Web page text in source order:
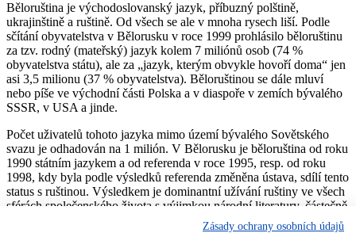
Běloruština je východoslovanský jazyk, příbuzný polštině,
ukrajinštině a ruštině. Od všech se ale v mnoha rysech liší. Podle
sčítání obyvatelstva v Bělorusku v roce 1999 prohlásilo běloruštinu
za tzv. rodný (mateřský) jazyk kolem 7 miliónů osob (74 %
obyvatelstva státu), ale za „jazyk, kterým obvykle hovoří doma“ jen
asi 3,5 milionu (37 % obyvatelstva). Běloruštinou se dále mluví
nebo píše ve východní části Polska a v diaspoře v zemích bývalého
SSSR, v USA a jinde.
Počet uživatelů tohoto jazyka mimo území bývalého Sovětského
svazu je odhadován na 1 milión. V Bělorusku je běloruština od roku
1990 státním jazykem a od referenda v roce 1995, resp. od roku
1998, kdy byla podle výsledků referenda změněna ústava, sdílí tento
status s ruštinou. Výsledkem je dominantní užívání ruštiny ve všech
sférách společenského života s výjimkou národní literatury, částečně
hudby a národní kultury všeobecně; v omezené míře ji užívají i
Zásady ochrany osobních údajů